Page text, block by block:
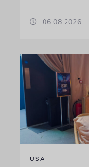
06.08.2026
USA